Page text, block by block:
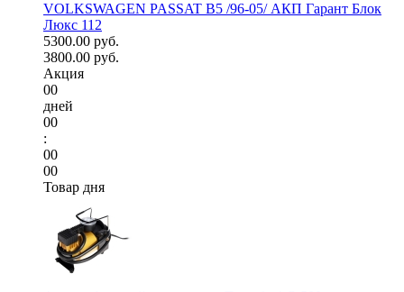
VOLKSWAGEN PASSAT B5 /96-05/ АКП Гарант Блок
Люкс 112
5300.00 руб.
3800.00 руб.
Акция
00
дней
00
:
00
00
Товар дня